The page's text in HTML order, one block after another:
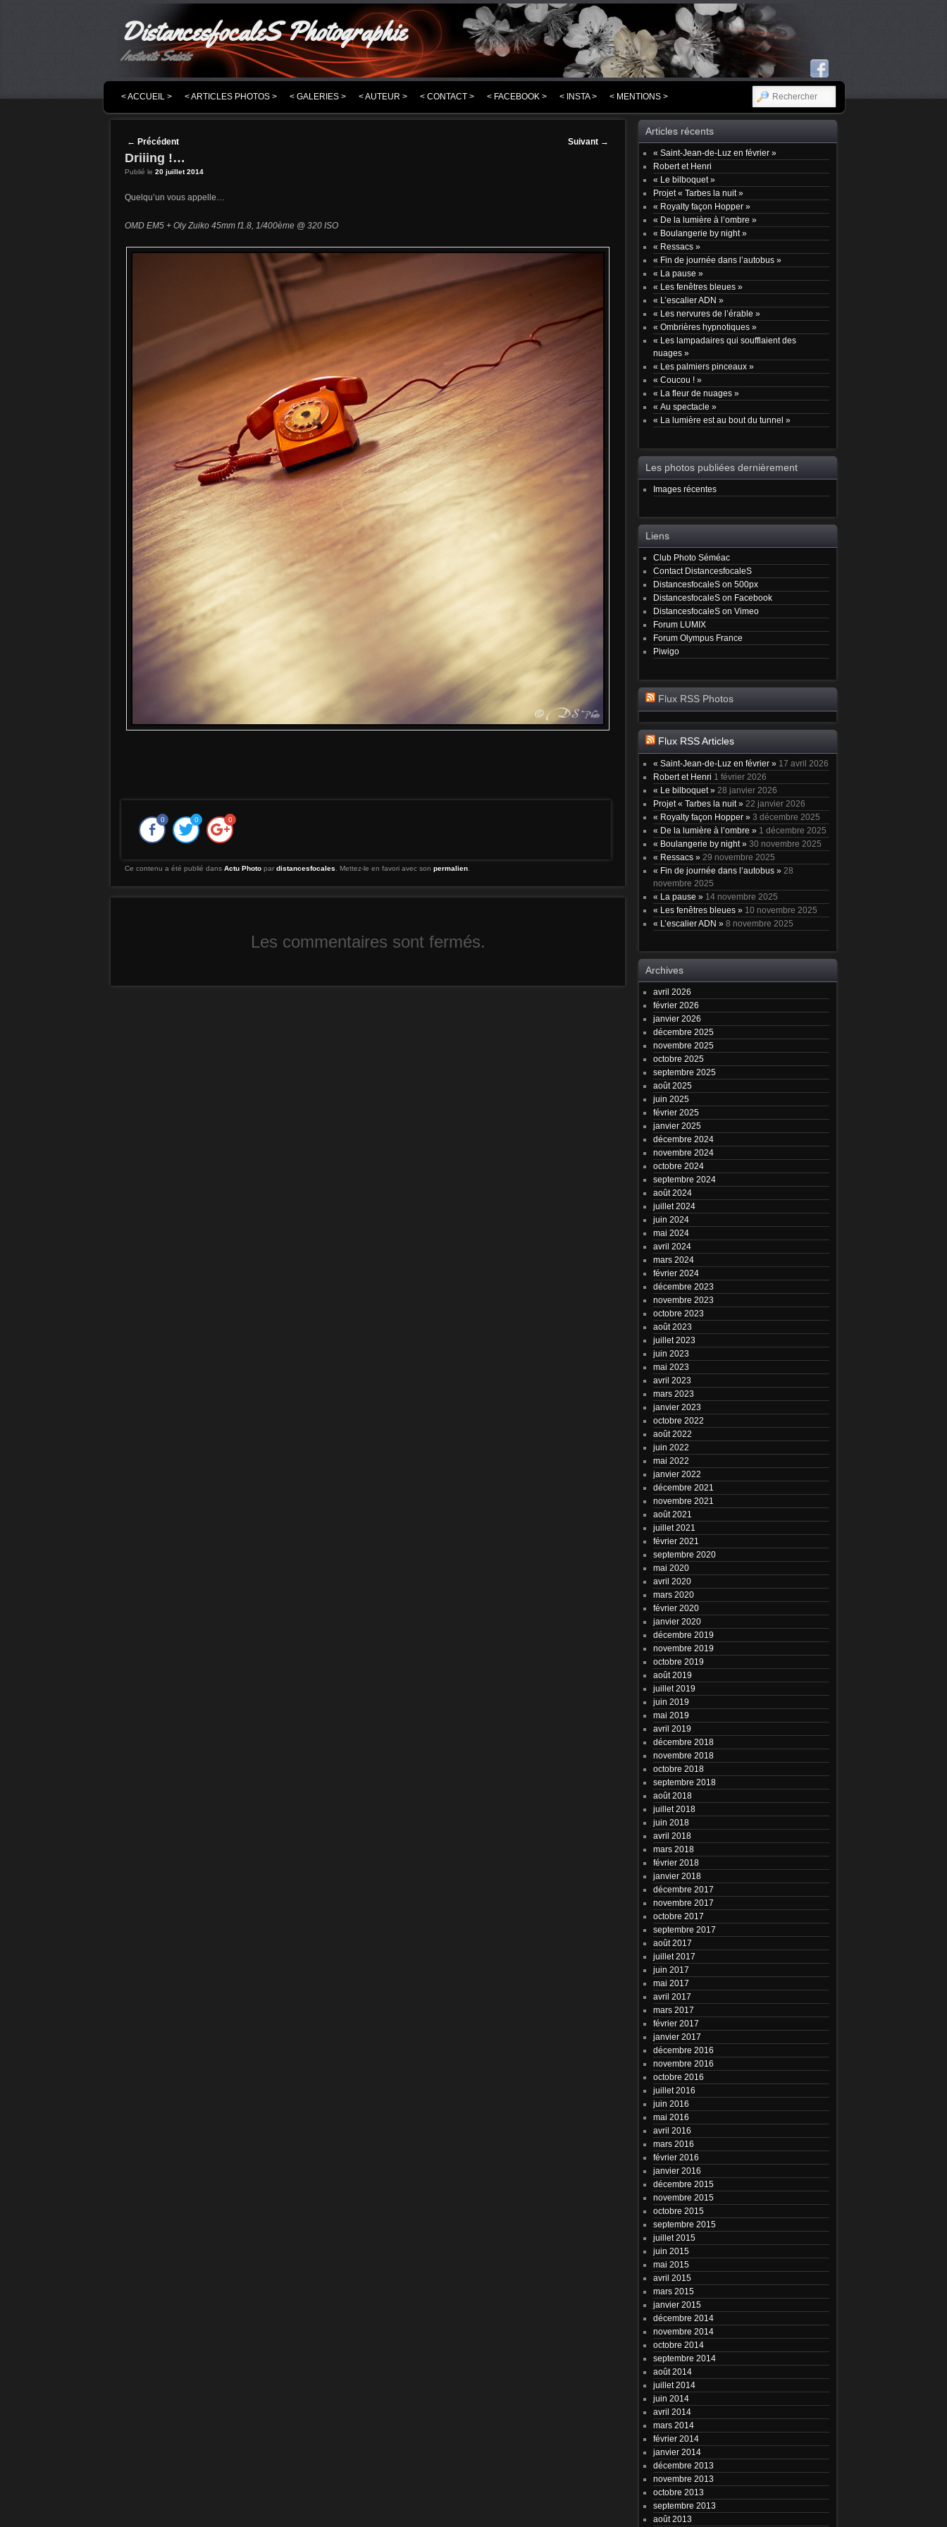
DistancesfocaleS Photographie
Instants Saisis
MASQUER LA NAVIGATION PRINCIPALE
MASQUER LA NAVIGATION SECONDAIRE
< ACCUEIL > < ARTICLES PHOTOS > < GALERIES > < AUTEUR > < CONTACT > < FACEBOOK > < INSTA > < MENTIONS > RECHERCHER
Post navigation
← Précédent Suivant →
Driiing !…
Publié le 20 juillet 2014
Quelqu’un vous appelle…
OMD EM5 + Oly Zuiko 45mm f1.8, 1/400ème @ 320 ISO
0 0 0
Ce contenu a été publié dans Actu Photo par distancesfocales . Mettez-le en favori avec son permalien
Les commentaires sont fermés.
Articles récents
« Saint-Jean-de-Luz en février »
Robert et Henri
« Le bilboquet »
Projet « Tarbes la nuit »
« Royalty façon Hopper »
« De la lumière à l’ombre »
« Boulangerie by night »
« Ressacs »
« Fin de journée dans l’autobus »
« La pause »
« Les fenêtres bleues »
« L’escalier ADN »
« Les nervures de l’érable »
« Ombrières hypnotiques »
« Les lampadaires qui soufflaient des
nuages »
« Les palmiers pinceaux »
« Coucou ! »
« La fleur de nuages »
« Au spectacle »
« La lumière est au bout du tunnel »
Les photos publiées dernièrement
Images récentes
Liens
Club Photo Séméac
Contact DistancesfocaleS
DistancesfocaleS on 500px
DistancesfocaleS on Facebook
DistancesfocaleS on Vimeo
Forum LUMIX
Forum Olympus France
Piwigo
Flux RSS Photos
Flux RSS Articles
« Saint-Jean-de-Luz en février » 17 avril 2026
Robert et Henri 1 février 2026
« Le bilboquet » 28 janvier 2026
Projet « Tarbes la nuit » 22 janvier 2026
« Royalty façon Hopper » 3 décembre 2025
« De la lumière à l’ombre » 1 décembre 2025
« Boulangerie by night » 30 novembre 2025
« Ressacs » 29 novembre 2025
« Fin de journée dans l’autobus » 28
novembre 2025
« La pause » 14 novembre 2025
« Les fenêtres bleues » 10 novembre 2025
« L’escalier ADN » 8 novembre 2025
Archives
avril 2026
février 2026
janvier 2026
décembre 2025
novembre 2025
octobre 2025
septembre 2025
août 2025
juin 2025
février 2025
janvier 2025
décembre 2024
novembre 2024
octobre 2024
septembre 2024
août 2024
juillet 2024
juin 2024
mai 2024
avril 2024
mars 2024
février 2024
décembre 2023
novembre 2023
octobre 2023
août 2023
juillet 2023
juin 2023
mai 2023
avril 2023
mars 2023
janvier 2023
octobre 2022
août 2022
juin 2022
mai 2022
janvier 2022
décembre 2021
novembre 2021
août 2021
juillet 2021
février 2021
septembre 2020
mai 2020
avril 2020
mars 2020
février 2020
janvier 2020
décembre 2019
novembre 2019
octobre 2019
août 2019
juillet 2019
juin 2019
mai 2019
avril 2019
décembre 2018
novembre 2018
octobre 2018
septembre 2018
août 2018
juillet 2018
juin 2018
avril 2018
mars 2018
février 2018
janvier 2018
décembre 2017
novembre 2017
octobre 2017
septembre 2017
août 2017
juillet 2017
juin 2017
mai 2017
avril 2017
mars 2017
février 2017
janvier 2017
décembre 2016
novembre 2016
octobre 2016
juillet 2016
juin 2016
mai 2016
avril 2016
mars 2016
février 2016
janvier 2016
décembre 2015
novembre 2015
octobre 2015
septembre 2015
juillet 2015
juin 2015
mai 2015
avril 2015
mars 2015
janvier 2015
décembre 2014
novembre 2014
octobre 2014
septembre 2014
août 2014
juillet 2014
juin 2014
avril 2014
mars 2014
février 2014
janvier 2014
décembre 2013
novembre 2013
octobre 2013
septembre 2013
août 2013